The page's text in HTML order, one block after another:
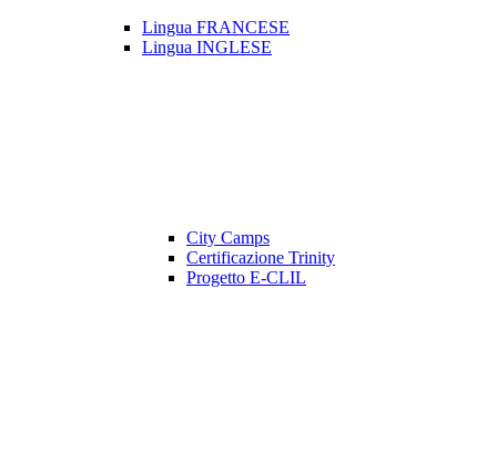
Lingua FRANCESE
Lingua INGLESE
City Camps
Certificazione Trinity
Progetto E-CLIL